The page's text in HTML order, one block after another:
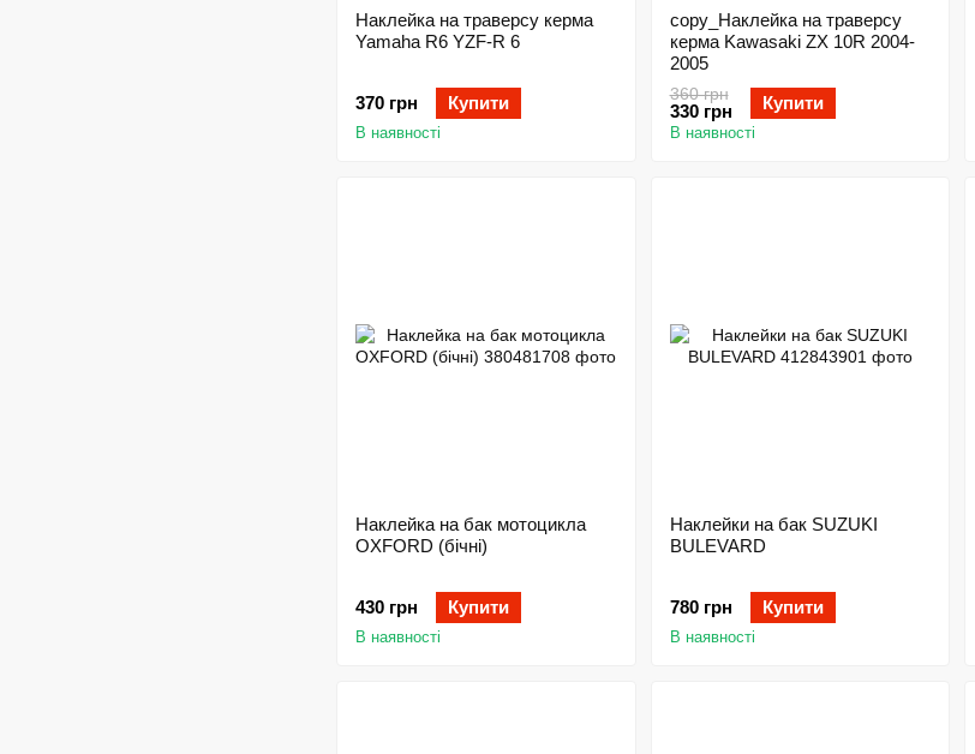
Наклейка на траверсу керма
Yamaha R6 YZF-R 6
370 грн Купити
В наявності
copy_Наклейка на траверсу
керма Kawasaki ZX 10R 2004-
2005
360 грн
330 грн Купити
В наявності
Наклейка на бак мотоцикла
OXFORD (бічні)
430 грн Купити
В наявності
Наклейки на бак SUZUKI
BULEVARD
780 грн Купити
В наявності